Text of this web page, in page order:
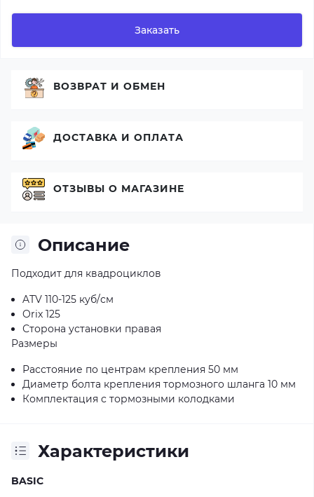
Заказать
Описание
Подходит для квадроциклов
ATV 110-125 куб/см
Orix 125
Сторона установки правая
Размеры
Расстояние по центрам крепления 50 мм
Диаметр болта крепления тормозного шланга 10 мм
Комплектация с тормозными колодками
Характеристики
BASIC
ВОЗВРАТ И ОБМЕН
ДОСТАВКА И ОПЛАТА
ОТЗЫВЫ О МАГАЗИНЕ